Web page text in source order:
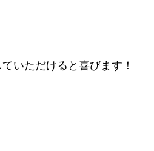
いただけると喜びます！